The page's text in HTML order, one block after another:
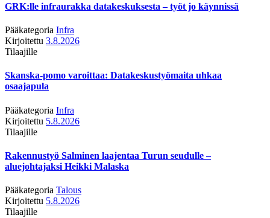
GRK:lle infraurakka datakeskuksesta – työt jo käynnissä
Pääkategoria Infra
Kirjoitettu 3.8.2026
Tilaajille
Skanska-pomo varoittaa: Datakeskustyömaita uhkaa
osaajapula
Pääkategoria Infra
Kirjoitettu 5.8.2026
Tilaajille
Rakennustyö Salminen laajentaa Turun seudulle –
aluejohtajaksi Heikki Malaska
Pääkategoria Talous
Kirjoitettu 5.8.2026
Tilaajille